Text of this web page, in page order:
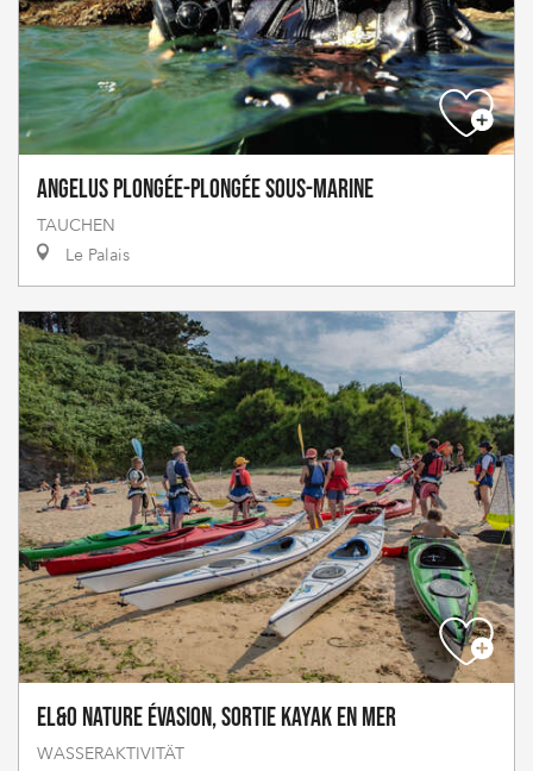
Angelus Plongée-Plongée sous-marine
TAUCHEN
Le Palais
El&O Nature Évasion, sortie kayak en mer
WASSERAKTIVITÄT